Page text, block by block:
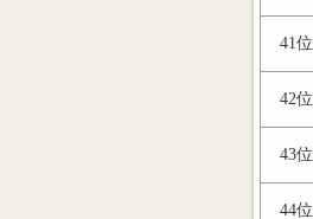
41位
42位
43位
44位